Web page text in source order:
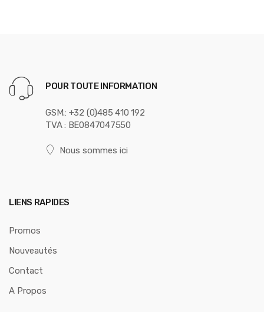
POUR TOUTE INFORMATION
GSM.: +32 (0)485 410 192
TVA : BE0847047550
Nous sommes ici
LIENS RAPIDES
Promos
Nouveautés
Contact
A Propos